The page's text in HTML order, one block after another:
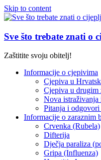
Skip to content
Sve što trebate znati o
Zaštitite svoju obitelj!
Informacije o cjepivima
Cjepiva u
Cjepiva u drugim
Nova istraživanja
Pitanja i
Informacije o zaraznim
Crvenka (Rubela)
Difterija
Dječja paraliza
Gripa (Influenza)